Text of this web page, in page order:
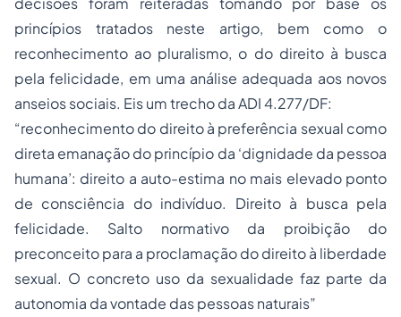
princípios tratados neste artigo, bem como o
reconhecimento ao pluralismo, o do direito à busca
pela felicidade, em uma análise adequada aos novos
anseios sociais. Eis um trecho da ADI 4.277/DF:
“reconhecimento do direito à preferência sexual como
direta emanação do princípio da ‘dignidade da pessoa
humana’: direito a auto-estima no mais elevado ponto
de consciência do indivíduo. Direito à busca pela
felicidade. Salto normativo da proibição do
preconceito para a proclamação do direito à liberdade
sexual. O concreto uso da sexualidade faz parte da
autonomia da vontade das pessoas naturais”